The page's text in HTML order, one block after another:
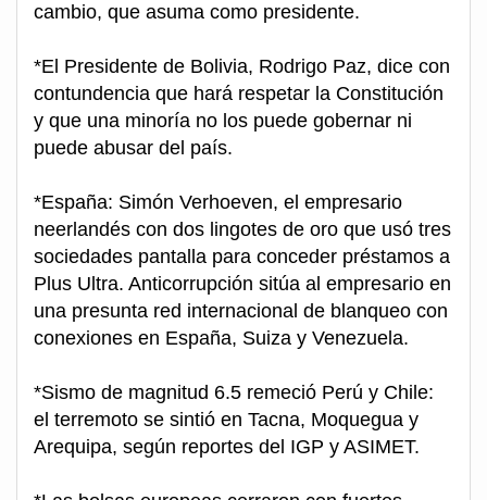
cambio, que asuma como presidente.
*El Presidente de Bolivia, Rodrigo Paz, dice con
contundencia que hará respetar la Constitución
y que una minoría no los puede gobernar ni
puede abusar del país.
*España: Simón Verhoeven, el empresario
neerlandés con dos lingotes de oro que usó tres
sociedades pantalla para conceder préstamos a
Plus Ultra. Anticorrupción sitúa al empresario en
una presunta red internacional de blanqueo con
conexiones en España, Suiza y Venezuela.
*Sismo de magnitud 6.5 remeció Perú y Chile:
el terremoto se sintió en Tacna, Moquegua y
Arequipa, según reportes del IGP y ASIMET.